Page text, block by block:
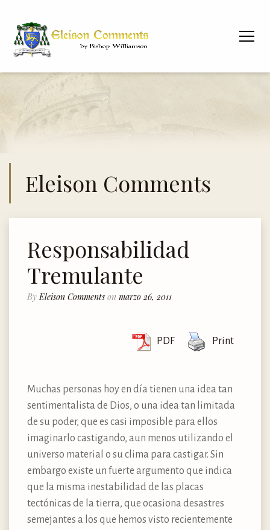
Eleison Comments
Responsabilidad
Tremulante
By Eleison Comments on marzo 26, 2011
PDF Print
Muchas personas hoy en día tienen una idea tan
sentimentalista de Dios, o una idea tan limitada
de su poder, que es casi imposible para ellos
imaginarlo castigando, aun menos utilizando el
universo material o su clima para castigar. Sin
embargo existe un fuerte argumento que indica
que la misma inestabilidad de las placas
tectónicas de la tierra, que ocasiona desastres
semejantes a los que hemos visto recientemente